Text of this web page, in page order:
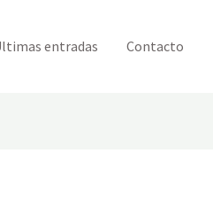
entradas Contacto